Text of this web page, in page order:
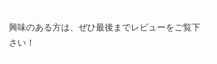
興味のある方は、ぜひ最後までレビューをご覧下
さい！